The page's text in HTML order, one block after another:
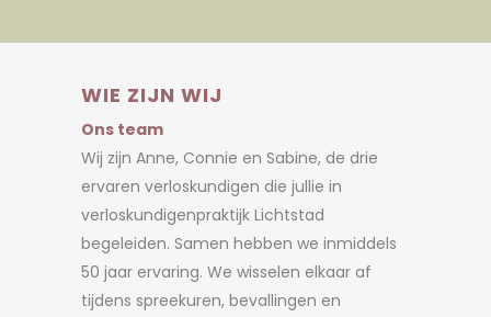
WIE ZIJN WIJ
Ons team
Wij zijn Anne, Connie en Sabine, de drie
ervaren verloskundigen die jullie in
verloskundigenpraktijk Lichtstad
begeleiden. Samen hebben we inmiddels
50 jaar ervaring. We wisselen elkaar af
tijdens spreekuren, bevallingen en